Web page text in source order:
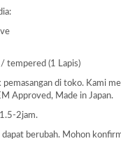
tempered (1 Lapis)
pemasangan di toko. Kami
Approved, Made in Japan.
2jam.
berubah. Mohon